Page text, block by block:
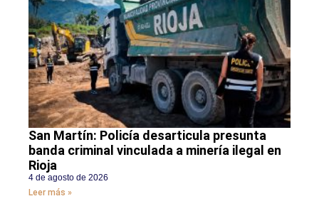
San Martín: Policía desarticula presunta
banda criminal vinculada a minería ilegal en
Rioja
4 de agosto de 2026
Leer más »